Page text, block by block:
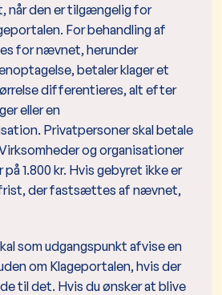
når den er tilgængelig for
For behandling af
for nævnet, herunder
betaler klager et
differentieres, alt efter
eller en
Privatpersoner skal betale
og organisationer
1.800 kr. Hvis gebyret ikke er
der fastsættes af nævnet,
som udgangspunkt afvise en
om Klageportalen, hvis der
til det. Hvis du ønsker at blive